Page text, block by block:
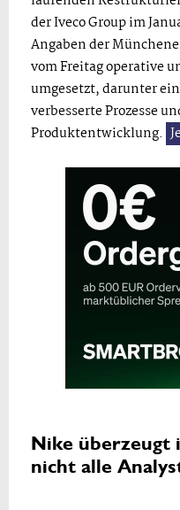
der Iveco Group im
Angaben der
vom Freitag operative
umgesetzt, darunter
verbesserte Prozesse
Produktentwicklung.
Nike überzeugt
nicht alle